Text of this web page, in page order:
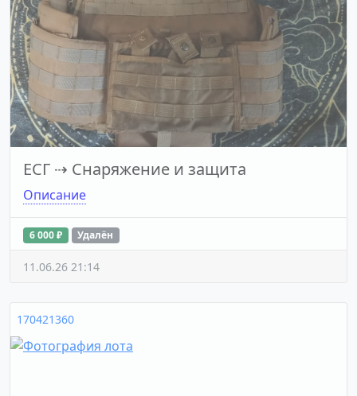
ЕСГ ⇢ Снаряжение и защита
Описание
6 000 ₽ Удалён
11.06.26 21:14
170421360